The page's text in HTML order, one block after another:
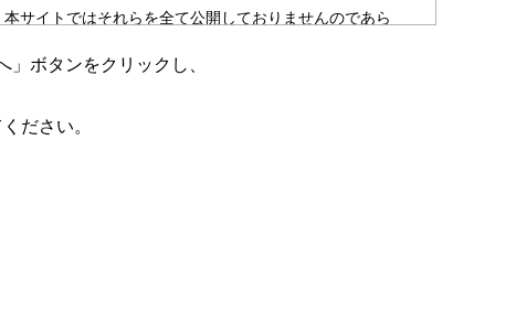
サイトではそれらを全て公開しておりませんのであら
ボタンをクリックし、
ださい。